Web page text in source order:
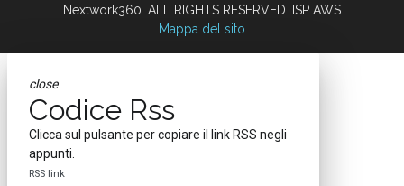
Nextwork360. ALL RIGHTS RESERVED. ISP AWS
Mappa del sito
close
Codice Rss
Clicca sul pulsante per copiare il link RSS negli
appunti.
RSS link